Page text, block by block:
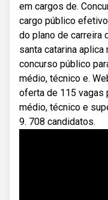
em cargos de.
cargo público
do plano de carreira
santa catarina
concurso público
médio, técnico e.
oferta de 115 vagas
médio, técnico e
9. 708 candidatos.